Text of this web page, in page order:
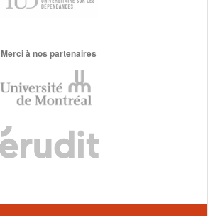
Merci à nos partenaires